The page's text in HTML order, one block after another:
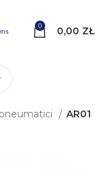
0 0,00 ZŁ
AR01